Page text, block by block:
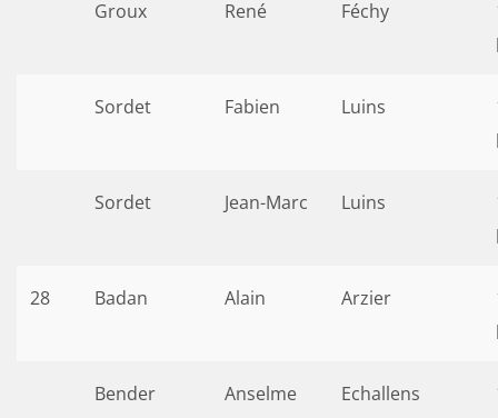
Groux René Féchy
Sordet Fabien Luins
Sordet Jean-Marc Luins
28 Badan Alain Arzier
Bender Anselme Echallens